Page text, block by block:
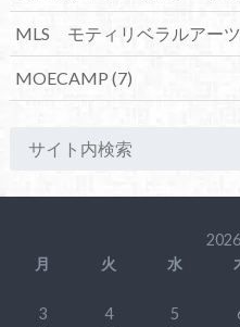
MLS モティリベラルアー
MOECAMP (7)
月
火 水
3
4 5